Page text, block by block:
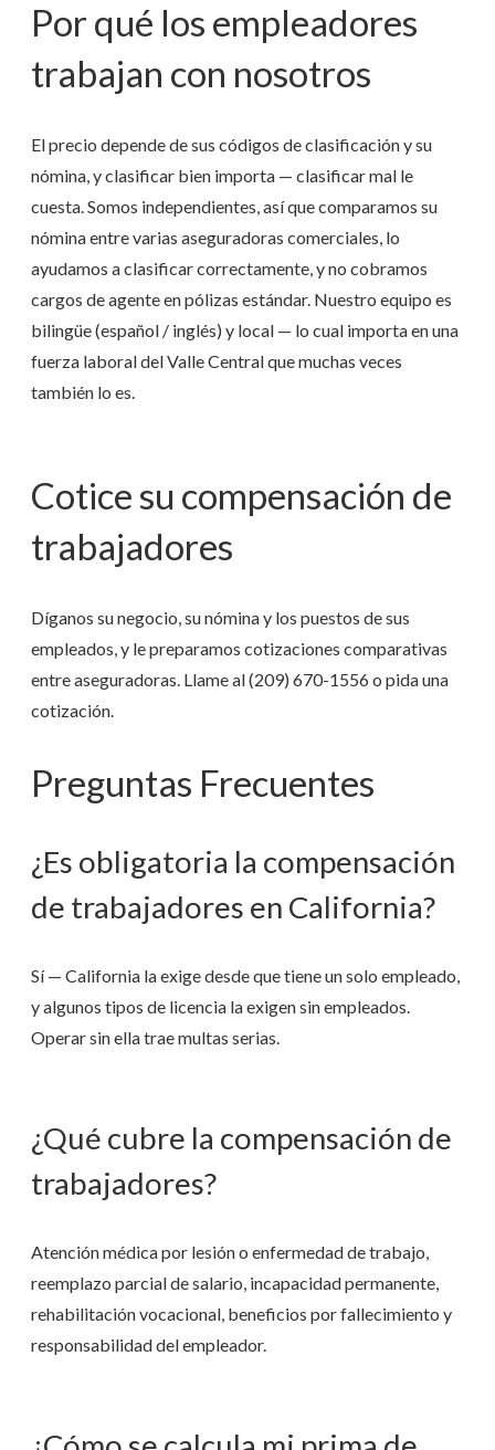
Por qué los empleadores
trabajan con nosotros
El precio depende de sus códigos de clasificación y su
nómina, y clasificar bien importa — clasificar mal le
cuesta. Somos independientes, así que comparamos su
nómina entre varias aseguradoras comerciales, lo
ayudamos a clasificar correctamente, y no cobramos
cargos de agente en pólizas estándar. Nuestro equipo es
bilingüe (español / inglés) y local — lo cual importa en una
fuerza laboral del Valle Central que muchas veces
también lo es.
Cotice su compensación de
trabajadores
Díganos su negocio, su nómina y los puestos de sus
empleados, y le preparamos cotizaciones comparativas
entre aseguradoras. Llame al(209) 670-1556o pida una
cotización.
Preguntas Frecuentes
¿Es obligatoria la compensación
de trabajadores en California?
Sí — California la exige desde que tiene un solo empleado,
y algunos tipos de licencia la exigen sin empleados.
Operar sin ella trae multas serias.
¿Qué cubre la compensación de
trabajadores?
Atención médica por lesión o enfermedad de trabajo,
reemplazo parcial de salario, incapacidad permanente,
rehabilitación vocacional, beneficios por fallecimiento y
responsabilidad del empleador.